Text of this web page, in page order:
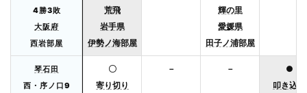
4勝3敗
大阪府
西岩部屋
荒飛
岩手県
伊勢ノ海部屋
輝の里
愛媛県
田子ノ浦部屋
琴石田
西・序ノ口9
〇
寄り切り
－ －
●
叩き込み